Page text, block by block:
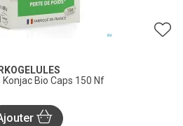
Bio Caps 150 Nf